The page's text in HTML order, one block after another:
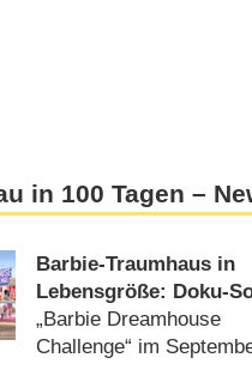
in 100 Tagen –
Barbie-Traumhaus in
Lebensgröße: Doku-
feiert
Deutschlandpremiere
„Barbie Dreamhouse
Challenge“ im